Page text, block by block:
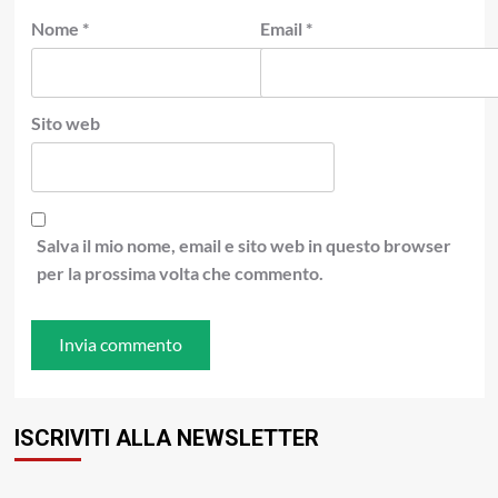
Nome * Email *
Sito web
Salva il mio nome, email e sito web in questo browser
per la prossima volta che commento.
ISCRIVITI ALLA NEWSLETTER